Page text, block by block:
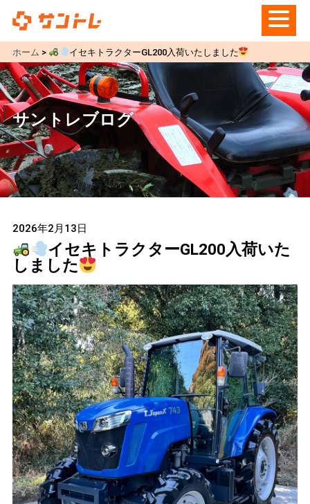
ホーム > イセキトラクターGL200入荷いたしました
サントレブログ
2026年2月13日
イセキトラクターGL200入荷いた
しました